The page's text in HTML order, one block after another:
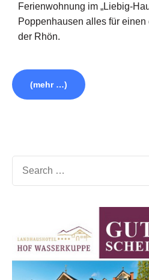
Ferienwohnung im „Liebig-
Poppenhausen alles für
der Rhön.
(mehr …)